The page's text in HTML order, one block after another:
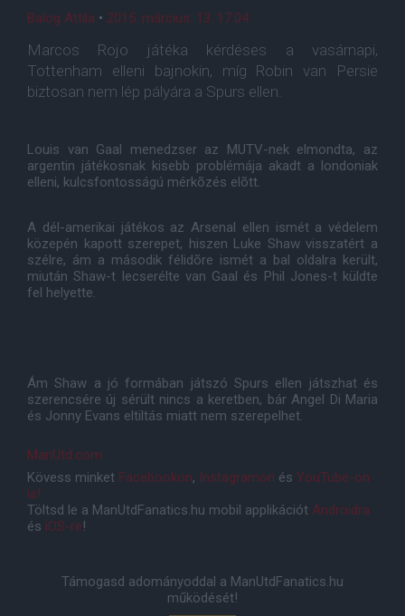
Balog Attila • 2015. március. 13. 17:04
Marcos Rojo játéka kérdéses a vasárnapi,
Tottenham elleni bajnokin, míg Robin van Persie
biztosan nem lép pályára a Spurs ellen.
Louis van Gaal menedzser az MUTV-nek elmondta, az
argentin játékosnak kisebb problémája akadt a londoniak
elleni, kulcsfontosságú mérkõzés elõtt.
A dél-amerikai játékos az Arsenal ellen ismét a védelem
közepén kapott szerepet, hiszen Luke Shaw visszatért a
szélre, ám a második félidõre ismét a bal oldalra került,
miután Shaw-t lecserélte van Gaal és Phil Jones-t küldte
fel helyette.
Ám Shaw a jó formában játszó Spurs ellen játszhat és
szerencsére új sérült nincs a keretben, bár Angel Di Maria
és Jonny Evans eltiltás miatt nem szerepelhet.
ManUtd.com
Kövess minket Facebookon, Instagramon és YouTube-on
is!
Töltsd le a ManUtdFanatics.hu mobil applikációt Androidra
és iOS-re!
Támogasd adományoddal a ManUtdFanatics.hu
működését!